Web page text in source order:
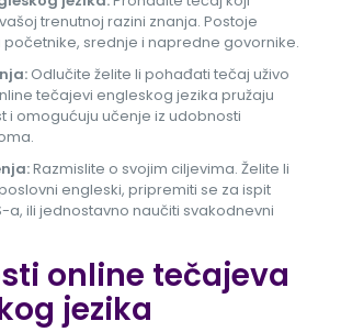
trenutnoj razini znanja. Postoje
srednje i napredne govornike.
Odlučite želite li pohađati tečaj uživo
tečajevi engleskog jezika pružaju
i omogućuju učenje iz udobnosti
Razmislite o svojim ciljevima. Želite li
engleski, pripremiti se za ispit
a, ili jednostavno naučiti svakodnevni
online tečajeva
jezika